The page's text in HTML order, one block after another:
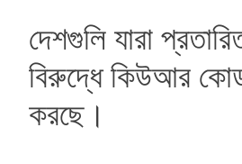
দেশগুলি যারা
বিরুদ্ধে কিউআর
করছে।